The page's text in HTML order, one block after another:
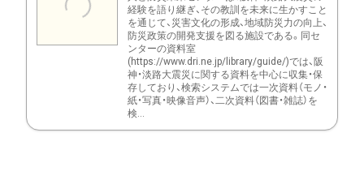
経験を語り継ぎ、その教訓を未来に生かすこと
を通じて、災害文化の形成、地域防災力の向上、
防災政策の開発支援を図る施設である。同セ
ンターの資料室
(https://www.dri.ne.jp/library/guide/)では、阪
神・淡路大震災に関する資料を中心に収集・保
存しており、検索システムでは一次資料（モノ・
紙・写真・映像音声）、二次資料（図書・雑誌）を
検...